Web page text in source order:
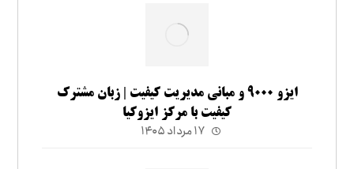
ایزو ۹۰۰۰ و مبانی مدیریت کیفیت | زبان مشترک
کیفیت با مرکز ایزوکیا
۱۷ مرداد ۱۴۰۵